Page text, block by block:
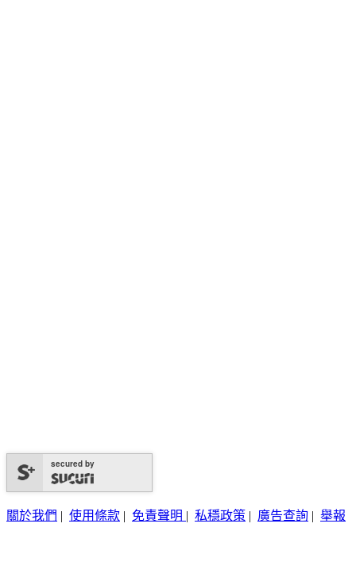
secured by
關於我們 | 使用條款 | 免責聲明 | 私穩政策 | 廣告查詢 | 舉報